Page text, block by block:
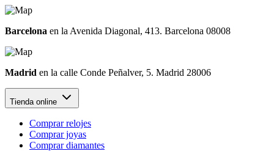
Barcelona en la Avenida Diagonal, 413. Barcelona 08008
Madrid en la calle Conde Peñalver, 5. Madrid 28006
Tienda online
Comprar relojes
Comprar joyas
Comprar diamantes